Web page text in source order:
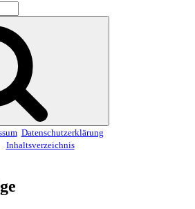
Datenschutzerklärung
Inhaltsverzeichnis